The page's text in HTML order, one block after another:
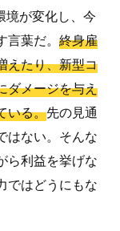
境が変化し、今
葉だ。 終身雇
えたり、新型コ
ダメージを与え
いる。先の見通
はない。そんな
ら利益を挙げな
ではどうにもな